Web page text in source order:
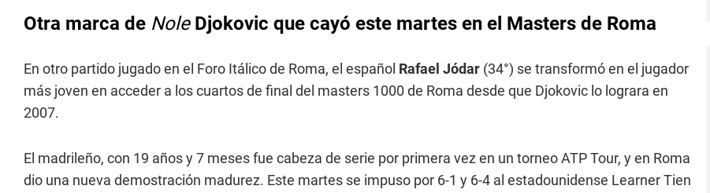
Otra marca de NoleDjokovic que cayó este martes en el Masters de Roma
En otro partido jugado en el Foro Itálico de Roma, el español Rafael Jódar (34°) se transformó en el jugador
más joven en acceder a los cuartos de final del masters 1000 de Roma desde que Djokovic lo lograra en
2007.
El madrileño, con 19 años y 7 meses fue cabeza de serie por primera vez en un torneo ATP Tour, y en Roma
dio una nueva demostración madurez. Este martes se impuso por 6-1 y 6-4 al estadounidense Learner Tien